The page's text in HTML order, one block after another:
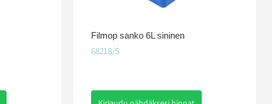
Filmop sanko 6L sininen
68218/S